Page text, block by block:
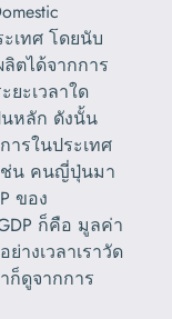
เทศ โดยนับ
ตได้จากการ
ยะเวลาใด
นหลัก ดังนั้น
ารในประเทศ
ช่น คนญี่ปุ่นมา
ของ
ก็คือ มูลค่า
างเวลาเราวัด
ก็ดูจากการ